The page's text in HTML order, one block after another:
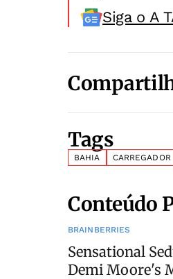
Siga o A
Tags
BAHIA CARREGADOR